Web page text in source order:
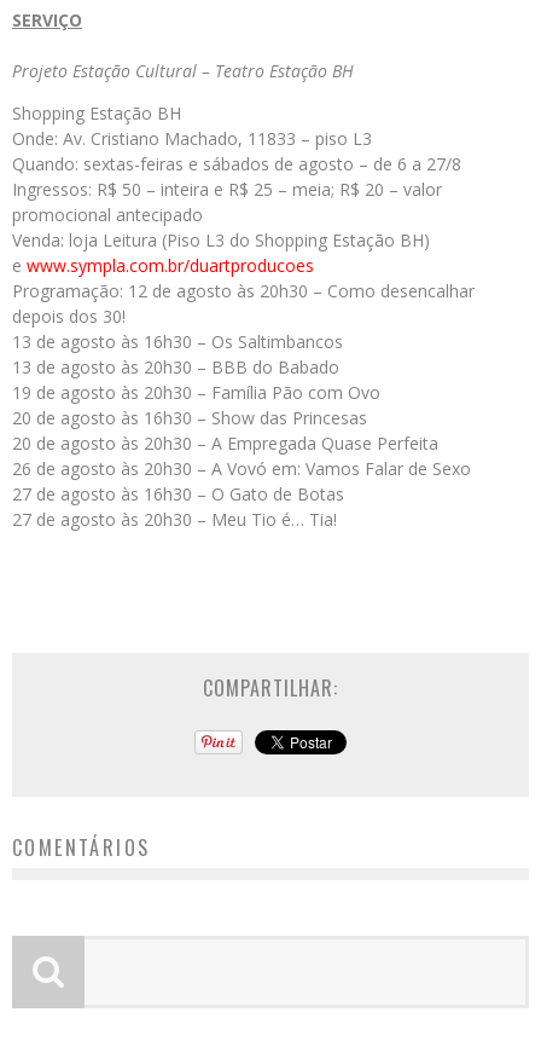
SERVIÇO
Projeto Estação Cultural – Teatro Estação BH
Shopping Estação BH
Onde: Av. Cristiano Machado, 11833 – piso L3
Quando: sextas-feiras e sábados de agosto – de 6 a 27/8
Ingressos: R$ 50 – inteira e R$ 25 – meia; R$ 20 – valor
promocional antecipado
Venda: loja Leitura (Piso L3 do Shopping Estação BH)
e www.sympla.com.br/duartproducoes
Programação: 12 de agosto às 20h30 – Como desencalhar
depois dos 30!
13 de agosto às 16h30 – Os Saltimbancos
13 de agosto às 20h30 – BBB do Babado
19 de agosto às 20h30 – Família Pão com Ovo
20 de agosto às 16h30 – Show das Princesas
20 de agosto às 20h30 – A Empregada Quase Perfeita
26 de agosto às 20h30 – A Vovó em: Vamos Falar de Sexo
27 de agosto às 16h30 – O Gato de Botas
27 de agosto às 20h30 – Meu Tio é… Tia!
COMPARTILHAR:
COMENTÁRIOS